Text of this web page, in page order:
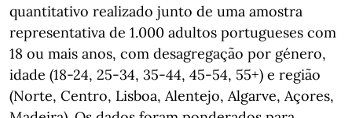
quantitativo realizado junto de uma amostra
representativa de 1.000 adultos portugueses com
18 ou mais anos, com desagregação por género,
idade (18-24, 25-34, 35-44, 45-54, 55+) e região
(Norte, Centro, Lisboa, Alentejo, Algarve, Açores,